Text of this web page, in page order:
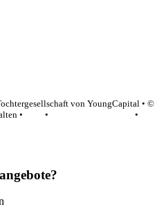
von YoungCapital • ©
•
•
•